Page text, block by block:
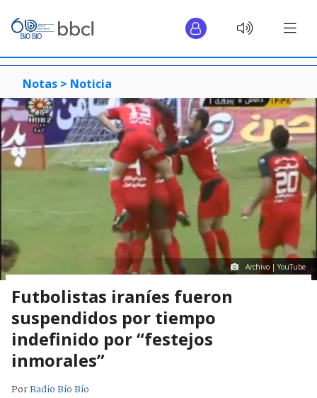
Notas > Noticia
Archivo | YouTube
Futbolistas iraníes fueron
suspendidos por tiempo
indefinido por “festejos
inmorales”
PorRadio Bío Bío